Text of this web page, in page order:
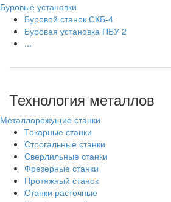
Буровые установки
Буровой станок СКБ-4
Буровая установка ПБУ 2
...
Технология металлов
Металлорежущие станки
Токарные станки
Строгальные станки
Сверлильные станки
Фрезерные станки
Протяжный станок
Станки расточные